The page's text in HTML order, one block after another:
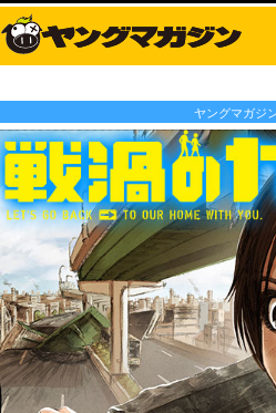
ヤングマガジ